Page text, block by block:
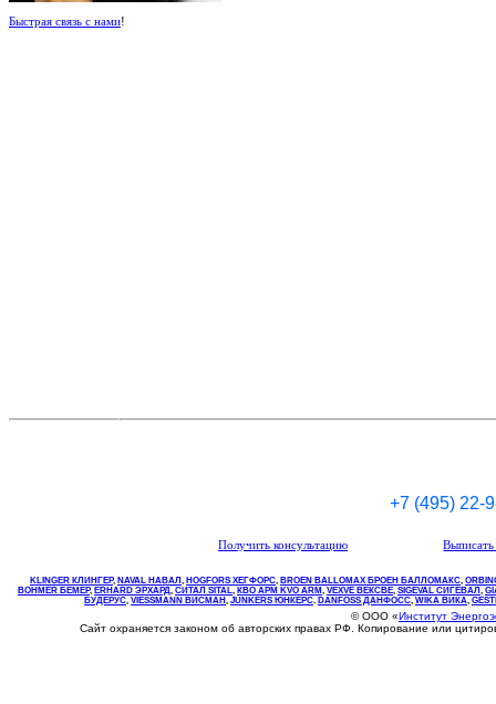
Быстрая связь с нами!
+7 (495) 22-
Получить консультацию
KLINGER КЛИНГЕР, NAVAL НАВАЛ , НOGFORS ХЕГФОРС, BROEN BALLOMAX БРОЕН БАЛЛОМАКС,
BOHMER БЕМЕР, ERHARD ЭРХАРД, СИТАЛ SITAL, КВО АРМ KVO ARM, VEXVE ВЕКСВЕ, SIGEVAL СИГЕВАЛ ,
БУДЕРУС, VIESSMANN ВИСМАН , JUNKERS ЮНКЕРС. DANFOSS ДАНФОСС, WIKA ВИКА,
© ООО «Институт
Сайт охраняется законом об авторских правах РФ. Копирование или